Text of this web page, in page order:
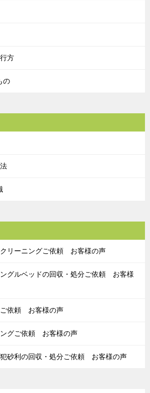
方
の
リーニングご依頼 お客様の声
グルベッドの回収・処分ご依頼 お客様
ご依頼 お客様の声
グご依頼 お客様の声
砂利の回収・処分ご依頼 お客様の声